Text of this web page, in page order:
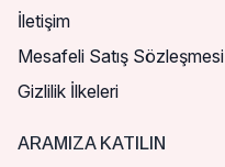
İletişim
Mesafeli Satış Sözleşmesi
Gizlilik İlkeleri
ARAMIZA KATILIN